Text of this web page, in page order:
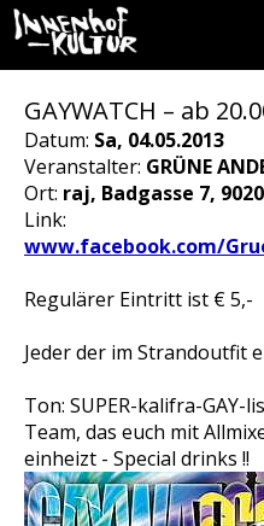
GAYWATCH – ab
Datum: Sa, 04.05.2013
Veranstalter: GRÜNE
Ort: raj, Badgasse 7,
Link:
www.facebook.com/
Regulärer Eintritt ist € 5,-
Jeder der im Strandoutfit
Ton: SUPER-kalifra-GAY-
Team, das euch mit
einheizt - Special drinks !!